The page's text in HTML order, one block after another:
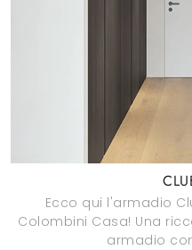
Ecco qui l'armadio
Colombini Casa! Una
armadio